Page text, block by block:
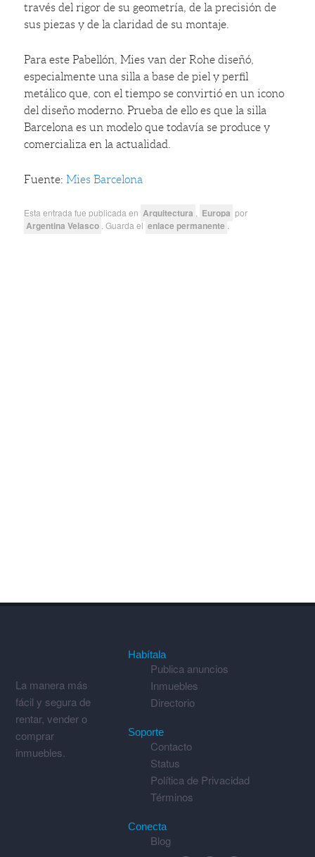
través del rigor de su geometría, de la precisión de
sus piezas y de la claridad de su montaje.
Para este Pabellón, Mies van der Rohe diseñó,
especialmente una silla a base de piel y perfil
metálico que, con el tiempo se convirtió en un icono
del diseño moderno. Prueba de ello es que la silla
Barcelona es un modelo que todavía se produce y
comercializa en la actualidad.
Fuente:Mies Barcelona
Esta entrada fue publicada en Arquitectura Europa por
Argentina Velasco . Guarda el enlace permanente
La manera más
fácil y segura de
rentar, vender o
comprar
inmuebles.
Habítala
Publica anuncios
Inmuebles
Directorio
Soporte
Contacto
Status
Política de Privacidad
Términos
Conecta
Blog